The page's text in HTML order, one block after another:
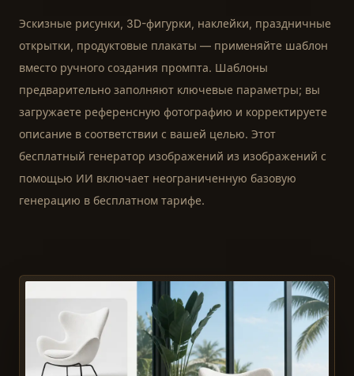
Эскизные рисунки, 3D-фигурки, наклейки, праздничные
открытки, продуктовые плакаты — применяйте шаблон
вместо ручного создания промпта. Шаблоны
предварительно заполняют ключевые параметры; вы
загружаете референсную фотографию и корректируете
описание в соответствии с вашей целью. Этот
бесплатный генератор изображений из изображений с
помощью ИИ включает неограниченную базовую
генерацию в бесплатном тарифе.